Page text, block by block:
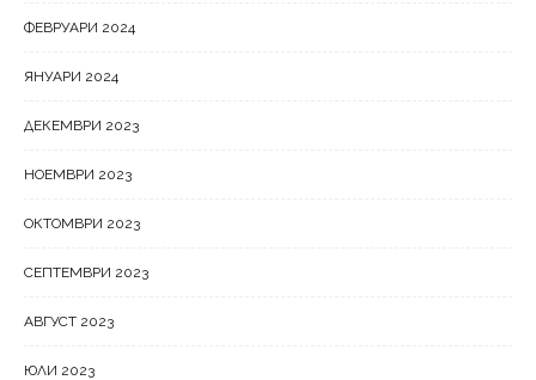
ФЕВРУАРИ 2024
ЯНУАРИ 2024
ДЕКЕМВРИ 2023
НОЕМВРИ 2023
ОКТОМВРИ 2023
СЕПТЕМВРИ 2023
АВГУСТ 2023
ЮЛИ 2023